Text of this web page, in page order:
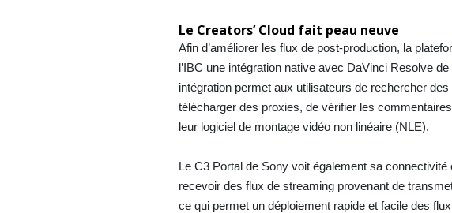
Le Creators’ Cloud fait peau neuve
Afin d’améliorer les flux de post-production, la
l’IBC une intégration native avec DaVinci Resolve
intégration permet aux utilisateurs de rechercher
télécharger des proxies, de vérifier les
leur logiciel de montage vidéo non linéaire (NLE).
Le C3 Portal de Sony voit également sa
recevoir des flux de streaming provenant de
ce qui permet un déploiement rapide et facile des